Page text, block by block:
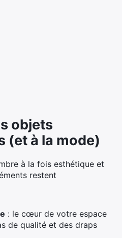
objets
(et à la mode)
à la fois esthétique et
restent
: le cœur de votre espace
de qualité et des draps